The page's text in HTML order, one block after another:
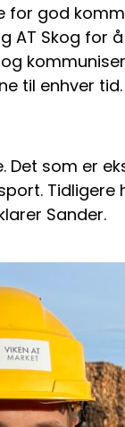
god
AT Skog for
til enhver tid.
Det som er
Sander.